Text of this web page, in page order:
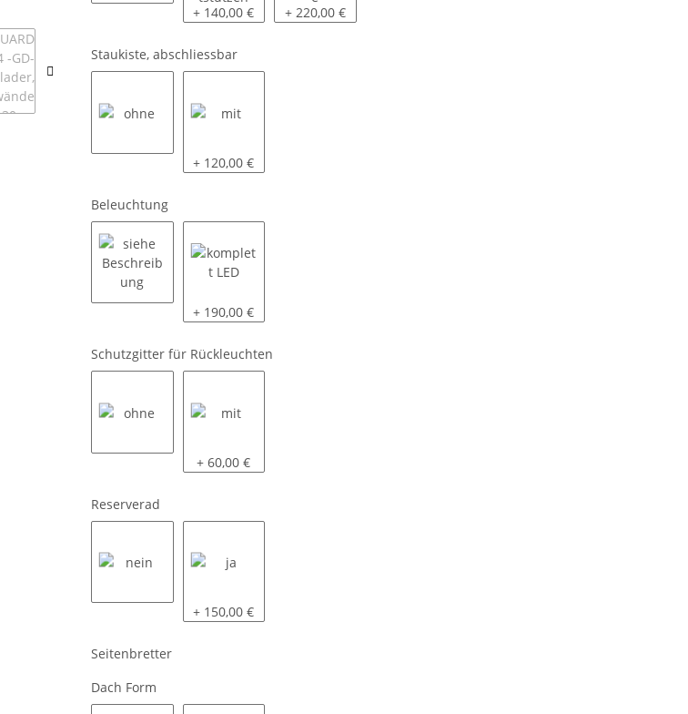
2 Klappbare Schwerlaststützen
+ 140,00 € 2 Klapp- und kurbelbare Schwerlaststützen
+ 220,00 €
Staukiste, abschliessbar
mit
+ 120,00 €
Beleuchtung
siehe Beschreibung
komplett LED
+ 190,00 €
Schutzgitter für Rückleuchten
mit
+ 60,00 €
Reserverad
ja
+ 150,00 €
Seitenbretter
Dach Form